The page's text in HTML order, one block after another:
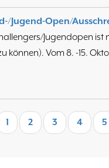
Jugend-Open/
Jugendopen ist
können). Vom 8. -15.
Aktuelle
1 Seite
2 Seite
3 Seite
4 5